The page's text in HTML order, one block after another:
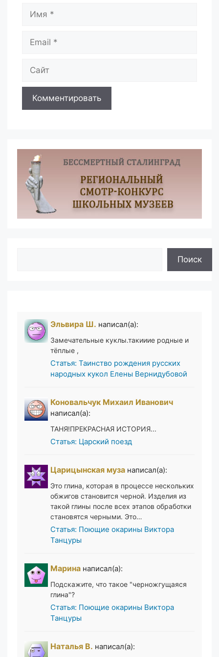
Поиск
Эльвира Ш. написал(а):
Замечательные куклы.такииие родные и
тёплые ,
Статья: Таинство рождения русских
народных кукол Елены Вернидубовой
Коновальчук Михаил Иванович
написал(а):
ТАНЯ!ПРЕКРАСНАЯ ИСТОРИЯ...
Статья: Царский поезд
Царицынская муза написал(а):
Это глина, которая в процессе нескольких
обжигов становится черной. Изделия из
такой глины после всех этапов обработки
становятся черными. Это…
Статья: Поющие окарины Виктора
Танцуры
Марина написал(а):
Подскажите, что такое "черножгущаяся
глина"?
Статья: Поющие окарины Виктора
Танцуры
Наталья В. написал(а):